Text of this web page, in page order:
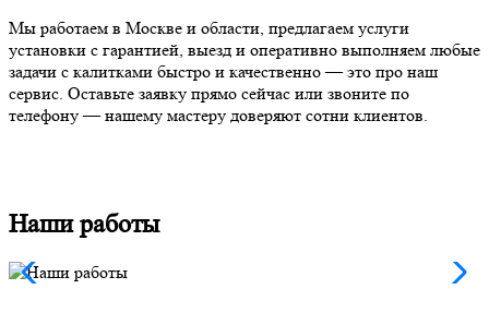
Мы работаем в Москве и области, предлагаем услуги
установки с гарантией, выезд и оперативно выполняем любые
задачи с калитками быстро и качественно — это про наш
сервис. Оставьте заявку прямо сейчас или звоните по
телефону — нашему мастеру доверяют сотни клиентов.
Наши работы